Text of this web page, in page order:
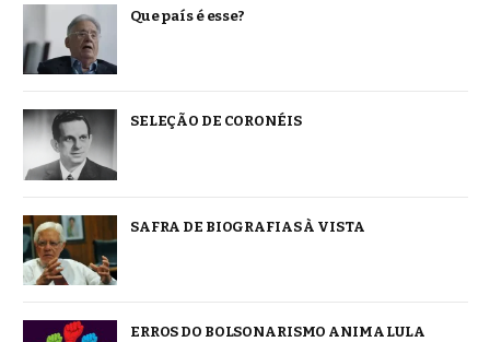
Que país é esse?
SELEÇÃO DE CORONÉIS
SAFRA DE BIOGRAFIAS À VISTA
ERROS DO BOLSONARISMO ANIMA LULA